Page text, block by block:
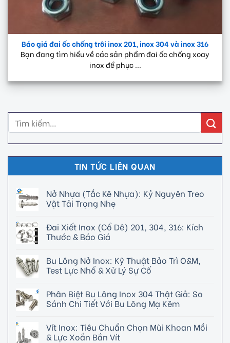
Báo giá đai ốc chống trôi inox 201, inox 304 và inox 316
Bạn đang tìm hiểu về các sản phẩm đai ốc chống xoay
inox để phục ...
TIN TỨC LIÊN QUAN
Nở Nhựa (Tắc Kê Nhựa): Kỷ Nguyên Treo
Vật Tải Trọng Nhẹ
Đai Xiết Inox (Cổ Dê) 201, 304, 316: Kích
Thước & Báo Giá
Bu Lông Nở Inox: Kỹ Thuật Bảo Trì O&M,
Test Lực Nhổ & Xử Lý Sự Cố
Phân Biệt Bu Lông Inox 304 Thật Giả: So
Sánh Chi Tiết Với Bu Lông Mạ Kẽm
Vít Inox: Tiêu Chuẩn Chọn Mũi Khoan Mồi
& Lực Xoắn Bắn Vít